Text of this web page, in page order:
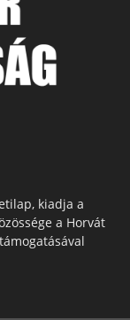
kiadja a
a Horvát